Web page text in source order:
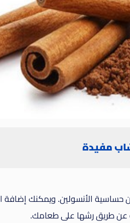
مفيدة
الأنسولين. ويمكنك إضافة
عن طريق رشها على طعامك.